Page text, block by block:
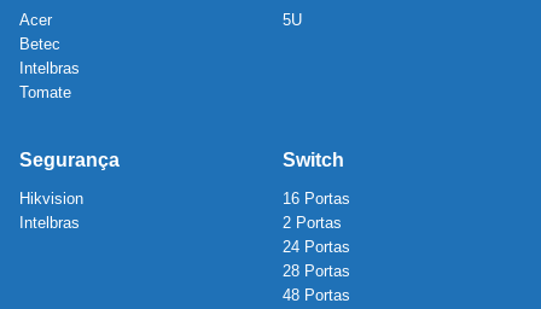
Acer
Betec
Intelbras
Tomate
5U
Segurança
Hikvision
Intelbras
Switch
16 Portas
2 Portas
24 Portas
28 Portas
48 Portas